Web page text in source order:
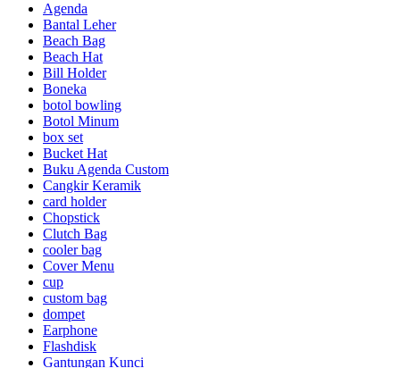
Agenda
Bantal Leher
Beach Bag
Beach Hat
Bill Holder
Boneka
botol bowling
Botol Minum
box set
Bucket Hat
Buku Agenda Custom
Cangkir Keramik
card holder
Chopstick
Clutch Bag
cooler bag
Cover Menu
cup
custom bag
dompet
Earphone
Flashdisk
Gantungan Kunci